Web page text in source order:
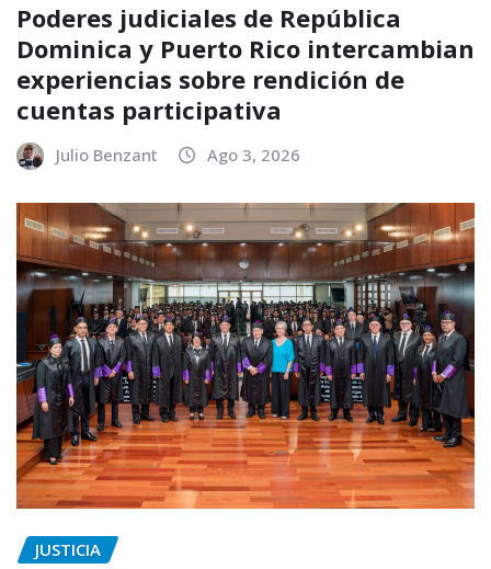
Poderes judiciales de República
Dominica y Puerto Rico intercambian
experiencias sobre rendición de
cuentas participativa
Julio Benzant Ago 3, 2026
JUSTICIA